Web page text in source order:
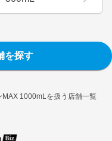
MAX 1000mLを扱う店舗一覧
を探す